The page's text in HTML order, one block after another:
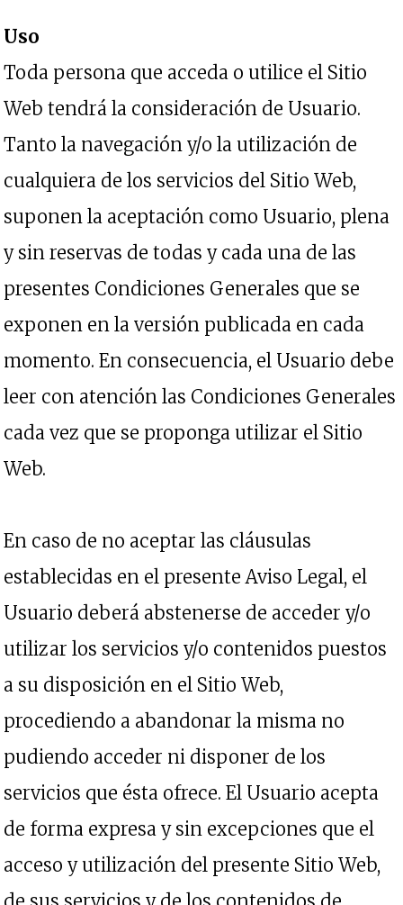
Uso
Toda persona que acceda o utilice el Sitio
Web tendrá la consideración de Usuario.
Tanto la navegación y/o la utilización de
cualquiera de los servicios del Sitio Web,
suponen la aceptación como Usuario, plena
y sin reservas de todas y cada una de las
presentes Condiciones Generales que se
exponen en la versión publicada en cada
momento. En consecuencia, el Usuario debe
leer con atención las Condiciones Generales
cada vez que se proponga utilizar el Sitio
Web.
En caso de no aceptar las cláusulas
establecidas en el presente Aviso Legal, el
Usuario deberá abstenerse de acceder y/o
utilizar los servicios y/o contenidos puestos
a su disposición en el Sitio Web,
procediendo a abandonar la misma no
pudiendo acceder ni disponer de los
servicios que ésta ofrece. El Usuario acepta
de forma expresa y sin excepciones que el
acceso y utilización del presente Sitio Web,